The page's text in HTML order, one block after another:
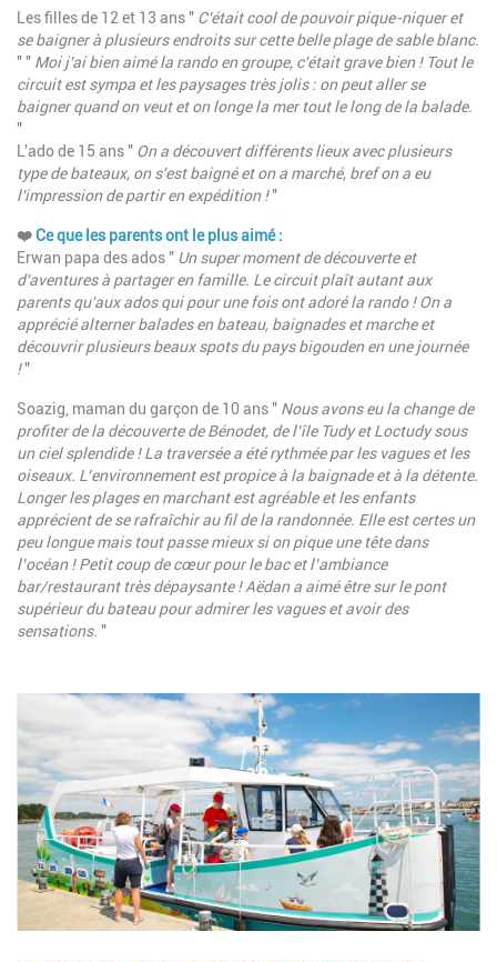
Les filles de 12 et 13 ans " C'était cool de pouvoir pique-niquer et
se baigner à plusieurs endroits sur cette belle plage de sable blanc.
" " Moi j'ai bien aimé la rando en groupe, c'était grave bien ! Tout le
circuit est sympa et les paysages très jolis : on peut aller se
baigner quand on veut et on longe la mer tout le long de la balade.
"
L'ado de 15 ans " On a découvert différents lieux avec plusieurs
type de bateaux, on s'est baigné et on a marché, bref on a eu
l'impression de partir en expédition !"
❤️Ce que les parents ont le plus aimé:
Erwan papa des ados " Un super moment de découverte et
d'aventures à partager en famille. Le circuit plaît autant aux
parents qu'aux ados qui pour une fois ont adoré la rando ! On a
apprécié alterner balades en bateau, baignades et marche et
découvrir plusieurs beaux spots du pays bigouden en une journée
!"
Soazig, maman du garçon de 10 ans " Nous avons eu la change de
profiter de la découverte de Bénodet, de l’île Tudy et Loctudy sous
un ciel splendide ! La traversée a été rythmée par les vagues et les
oiseaux. L’environnement est propice à la baignade et à la détente.
Longer les plages en marchant est agréable et les enfants
apprécient de se rafraîchir au fil de la randonnée. Elle est certes un
peu longue mais tout passe mieux si on pique une tête dans
l’océan ! Petit coup de cœur pour le bac et l’ambiance
bar/restaurant très dépaysante ! Aëdan a aimé être sur le pont
supérieur du bateau pour admirer les vagues et avoir des
sensations. "